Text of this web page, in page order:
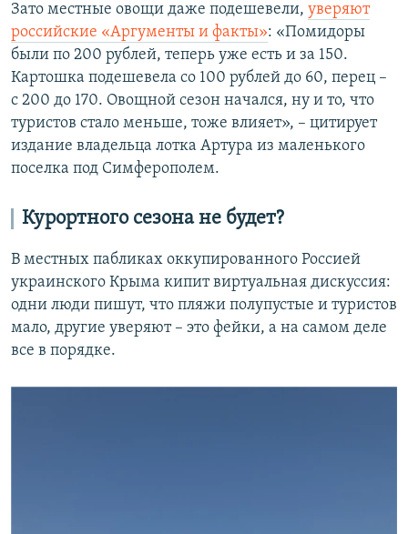
Зато местные овощи даже подешевели, уверяют
российские «Аргументы и факты»: «Помидоры
были по 200 рублей, теперь уже есть и за 150.
Картошка подешевела со 100 рублей до 60, перец –
с 200 до 170. Овощной сезон начался, ну и то, что
туристов стало меньше, тоже влияет», – цитирует
издание владельца лотка Артура из маленького
поселка под Симферополем.
Курортного сезона не будет?
В местных пабликах оккупированного Россией
украинского Крыма кипит виртуальная дискуссия:
одни люди пишут, что пляжи полупустые и туристов
мало, другие уверяют – это фейки, а на самом деле
все в порядке.